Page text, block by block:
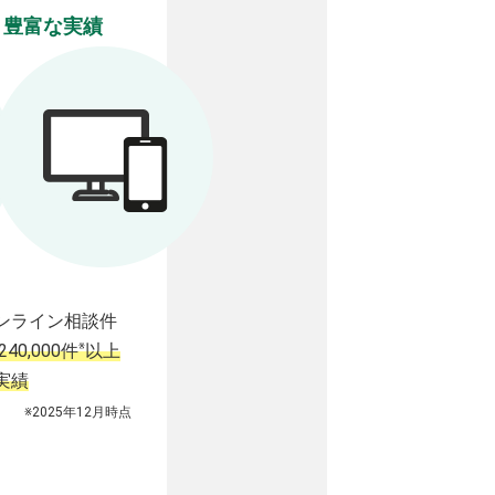
豊富な実績
ライン相談件
件※以上
績
※2025年12月時点